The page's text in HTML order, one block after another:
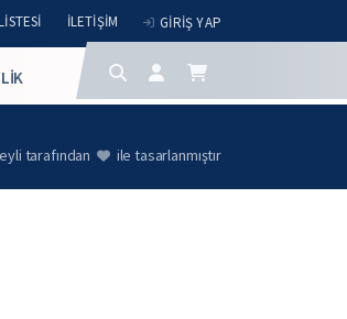
İLETIŞIM GIRIŞ YAP
tarafından ile tasarlanmıştır